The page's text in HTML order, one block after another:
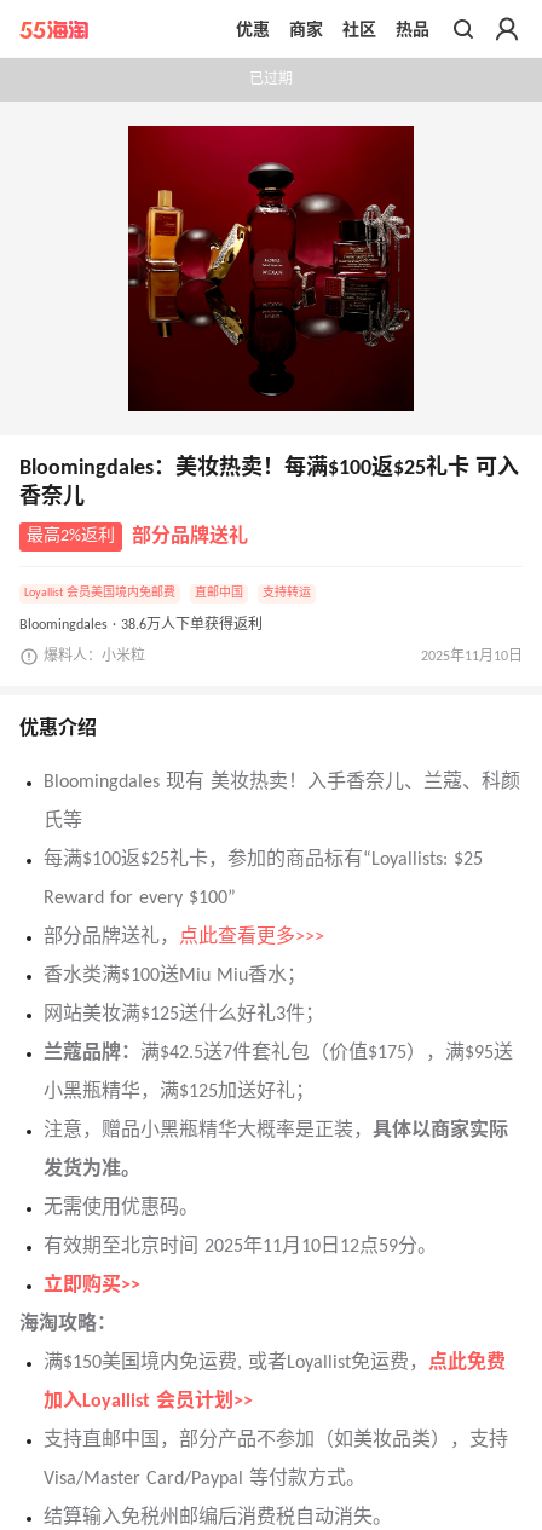
带你去官网买正品
优惠 商家 社区 热品
已过期
Bloomingdales：美妆热卖！每满$100返$25礼卡 可入
香奈儿
最高2%返利 部分品牌送礼
Loyallist 会员美国境内免邮费 直邮中国 支持转运
Bloomingdales · 38.6万人下单获得返利
爆料人：小米粒 2025年11月10日
优惠介绍
Bloomingdales 现有 美妆热卖！入手香奈儿、兰蔻、科颜
氏等
每满$100返$25礼卡，参加的商品标有“Loyallists: $25
Reward for every $100”
部分品牌送礼，
点此查看更多>>>
香水类满$100送Miu Miu香水；
网站美妆满$125送什么好礼3件；
兰蔻品牌： 满$42.5送7件套礼包（价值$175），满$95送
小黑瓶精华，满$125加送好礼；
注意，赠品小黑瓶精华大概率是正装， 具体以商家实际
发货为准。
无需使用优惠码。
有效期至北京时间 2025年11月10日12点59分。
立即购买>>
海淘攻略：
满$150美国境内免运费, 或者Loyallist免运费， 点此免费
加入Loyallist 会员计划>>
支持直邮中国，部分产品不参加（如美妆品类），支持
Visa/Master Card/Paypal 等付款方式。
结算输入免税州邮编后消费税自动消失。